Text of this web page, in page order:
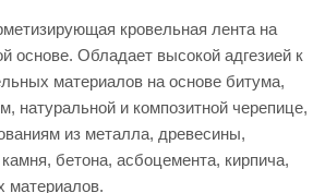
кровельная лента на
основе. Обладает высокой адгезией к
материалов на основе битума,
натуральной и композитной черепице,
из металла, древесины,
бетона, асбоцемента, кирпича,
материалов.